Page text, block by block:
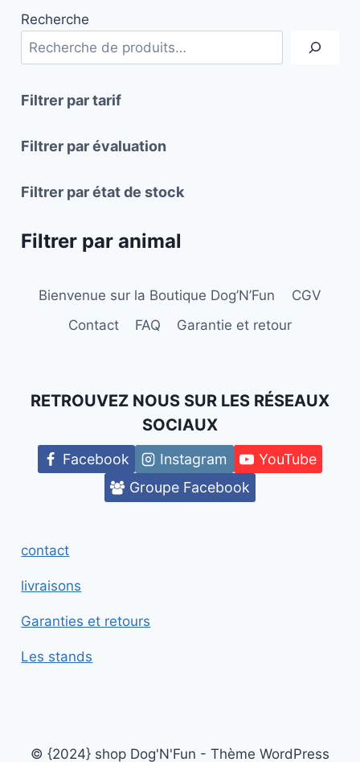
variations.
Les
options
être
sur
page
produit
Recherche
Filtrer par tarif
Filtrer par évaluation
Filtrer par état de stock
Filtrer par animal
Bienvenue sur la Boutique Dog’N’Fun
CGV
Contact
FAQ Garantie et retour
RETROUVEZ NOUS SUR LES RÉSEAUX
SOCIAUX
Facebook Instagram
YouTube
Groupe Facebook
contact
livraisons
Garanties et retours
Les stands
© {2024} shop Dog'N'Fun - Thème WordPress